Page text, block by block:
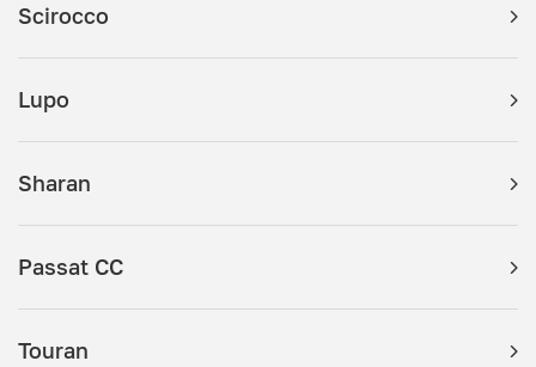
Scirocco
Lupo
Sharan
Passat CC
Touran